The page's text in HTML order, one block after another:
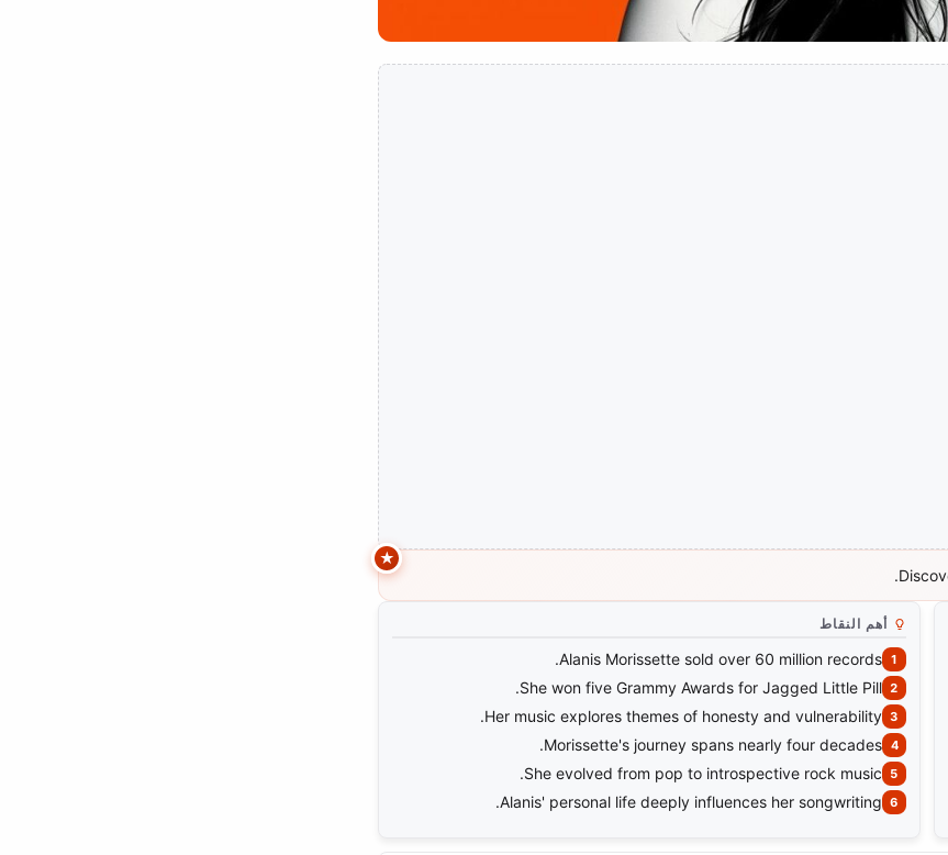
أهم النقاط
Alanis Morissette sold over 60 million records.
She won five Grammy Awards for Jagged Little Pill.
Her music explores themes of honesty and vulnerability.
Morissette's journey spans nearly four decades.
She evolved from pop to introspective rock music.
Alanis' personal life deeply influences her songwriting.